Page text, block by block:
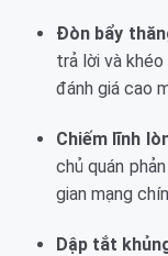
Đòn bẩy
trả lời và
đánh giá cao
Chiếm lĩnh
chủ quán
gian mạng
Dập tắt